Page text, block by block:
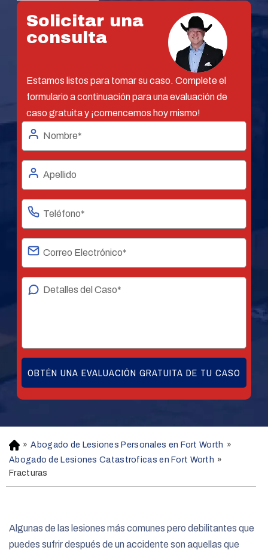
Solicitar una
consulta
Estamos listos para tomar su caso. Complete el
formulario a continuación para una evaluación de
caso gratuita y ¡comencemos hoy mismo!
H
o
m
e
» Abogado de Lesiones Personales en Fort Worth »
Abogado de Lesiones Catastroficas en Fort Worth »
Fracturas
Algunas de las lesiones más comunes pero debilitantes que
puedes sufrir después de un accidente son aquellas que